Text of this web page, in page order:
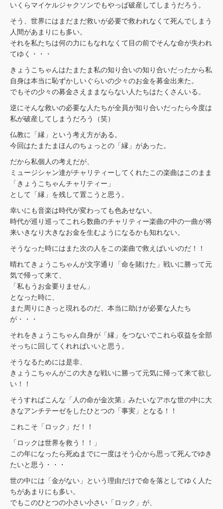
いくらマイケルジャクソンでもやっぱ破産してしまうだろう。
そう、世界にはまだまだ救いが必要で救われなくて死んでしまう
人間があまりにも多い。
それを私たちは何の力にもなれなくて目の前でそんな命が失われ
てゆく・・・
きょうこちゃんはたまたま私の知り合いの知り合いだったから私
自身は本当に恥ずかしいぐらいの少々のお金を募金出来た。
でもその少々の募金さえままならない人たちはたくさんいる。
逆にそんな救いの必要な人たちが全員が知り合いだったら今度は
私が破産してしまうだろう（笑）
仏教に「縁」という考え方がある。
今回はたまたまほんのちょっとの「縁」があった。
だから私個人の考えだが、
ミュージシャン達がチャリティーしてくれたこの楽曲はこのまま
「きょうこちゃんチャリティー」
として「縁」を残して置こうと思う。
幸いにも音楽は時代が変わっても色あせない。
時代が巡り巡ってこれら数曲のチャリティー楽曲の中の一曲が将
来いきなり大きなお金を生むようになるかも知れない。
そうなった時にはまた次の人をこの楽曲で救えばいいのだ！！
晴れてきょうこちゃんが文字通り「命を賭けた」戦いに勝って元
気で帰って来て、
「私もうお金要りません」
となった時に、
また周りにきっと現れるのだ、本当に助けが必要な人たち
が・・・
それをきょうこちゃん自身が「縁」をつないでこれら収益を全部
そっちに回してくれればいいと思う。
そうなるためには是非、
きょうこちゃんがこの大きな戦いに勝って元気に帰って来て欲し
い！！
そうすればこんな「人の命が金次第」みたいなアホな世の中に大
きなアンチテーゼをしたひとつの「事実」となる！！
これこそ「ロック」だ！！
「ロックは世界を救う！！」
この年になったら死ぬまでに一度はそう心から思って死んでゆき
たいと思う・・・
世の中には「金がない」という理由だけで命を落としてゆく人た
ちがあまりにも多い。
でもこのひとつの小さい小さい「ロック」が、